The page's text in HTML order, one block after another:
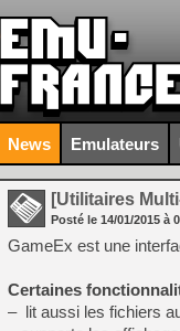
News Emulateurs
[Utilitaires
Posté le 14/01/2015 à
GameEx est une
Certaines
– lit aussi les fichiers